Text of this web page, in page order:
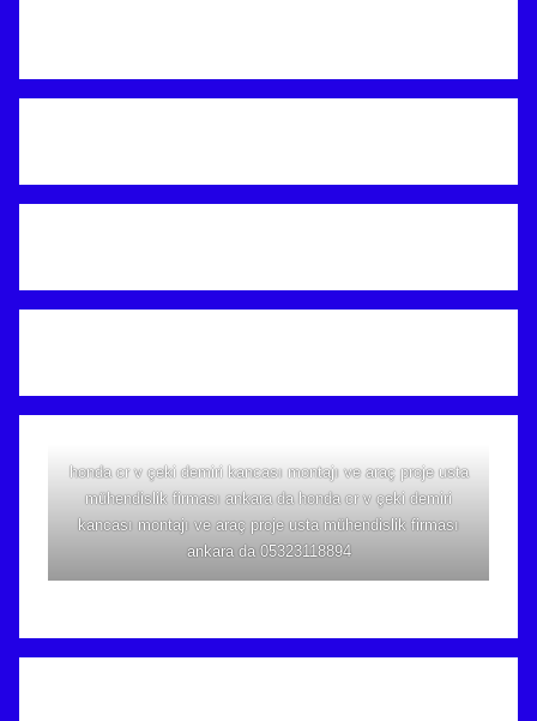
honda cr v çeki demiri kancası montajı ve araç proje usta
mühendislik firması ankara da honda cr v çeki demiri
kancası montajı ve araç proje usta mühendislik firması
ankara da 05323118894